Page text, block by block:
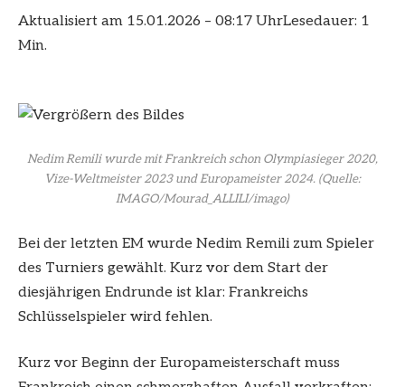
Aktualisiert am 15.01.2026 – 08:17 UhrLesedauer: 1
Min.
Nedim Remili wurde mit Frankreich schon Olympiasieger 2020,
Vize-Weltmeister 2023 und Europameister 2024. (Quelle:
IMAGO/Mourad_ALLILI/imago)
Bei der letzten EM wurde Nedim Remili zum Spieler
des Turniers gewählt. Kurz vor dem Start der
diesjährigen Endrunde ist klar: Frankreichs
Schlüsselspieler wird fehlen.
Kurz vor Beginn der Europameisterschaft muss